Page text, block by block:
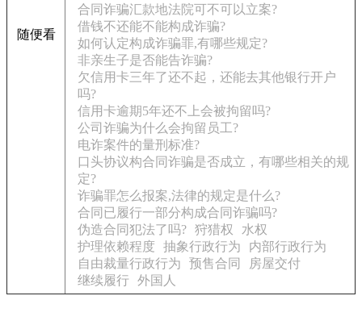
随便看
合同诈骗汇款地法院可不可以立案?
借钱不还能不能构成诈骗?
如何认定构成诈骗罪,有哪些规定?
非亲生子是否能告诈骗?
欠信用卡三年了还不起，还能去其他银行开户
吗?
信用卡逾期5年还不上会被拘留吗?
公司诈骗为什么会拘留员工?
电诈案件的量刑标准?
口头协议构合同诈骗是否成立，有哪些相关的规
定?
诈骗罪怎么报案,法律的规定是什么?
合同已履行一部分构成合同诈骗吗?
伪造合同犯法了吗? 狩猎权
水权
护理依赖程度
抽象行政行为
内部行政行为
自由裁量行政行为
预售合同
房屋交付
继续履行
外国人